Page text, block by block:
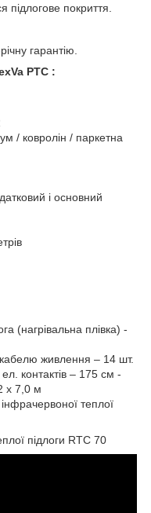
підлогове покриття.
гарантію.
PTC :
/ ковролін / паркетна
і основний
(нагрівальна плівка) -
кабелю живлення – 14 шт.
ел. контактів – 175 см -
х 7,0 м
інфрачервоної теплої
підлоги RTC 70